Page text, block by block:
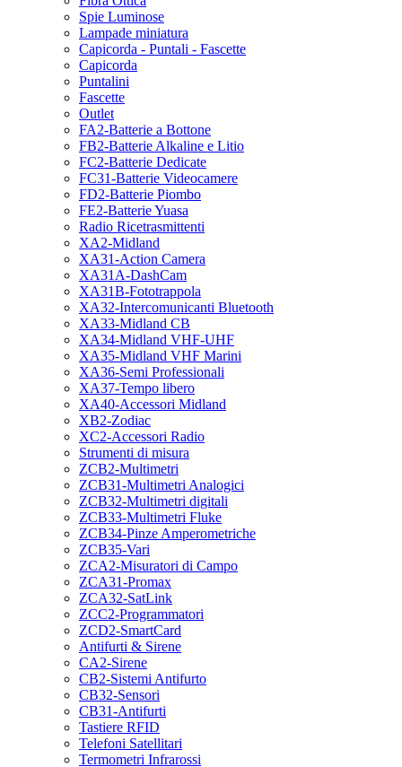
Spie Luminose
Lampade miniatura
Capicorda - Puntali - Fascette
Capicorda
Puntalini
Fascette
Outlet
FA2-Batterie a Bottone
FB2-Batterie Alkaline e Litio
FC2-Batterie Dedicate
FC31-Batterie Videocamere
FD2-Batterie Piombo
FE2-Batterie Yuasa
Radio Ricetrasmittenti
XA2-Midland
XA31-Action Camera
XA31A-DashCam
XA31B-Fototrappola
XA32-Intercomunicanti Bluetooth
XA33-Midland CB
XA34-Midland VHF-UHF
XA35-Midland VHF Marini
XA36-Semi Professionali
XA37-Tempo libero
XA40-Accessori Midland
XB2-Zodiac
XC2-Accessori Radio
Strumenti di misura
ZCB2-Multimetri
ZCB31-Multimetri Analogici
ZCB32-Multimetri digitali
ZCB33-Multimetri Fluke
ZCB34-Pinze Amperometriche
ZCB35-Vari
ZCA2-Misuratori di Campo
ZCA31-Promax
ZCA32-SatLink
ZCC2-Programmatori
ZCD2-SmartCard
Antifurti & Sirene
CA2-Sirene
CB2-Sistemi Antifurto
CB32-Sensori
CB31-Antifurti
Tastiere RFID
Telefoni Satellitari
Termometri Infrarossi